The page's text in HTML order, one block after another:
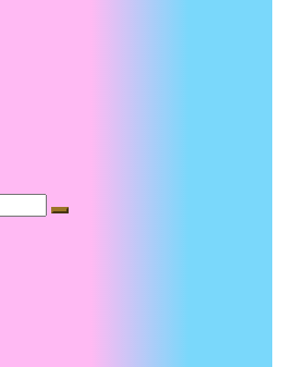
Suche